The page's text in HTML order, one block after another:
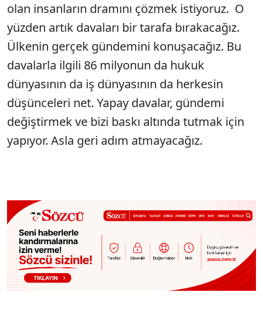
olan insanların dramını çözmek istiyoruz. O
yüzden artık davaları bir tarafa bırakacağız.
Ülkenin gerçek gündemini konuşacağız. Bu
davalarla ilgili 86 milyonun da hukuk
dünyasının da iş dünyasının da herkesin
düşünceleri net. Yapay davalar, gündemi
değiştirmek ve bizi baskı altında tutmak için
yapıyor. Asla geri adım atmayacağız.